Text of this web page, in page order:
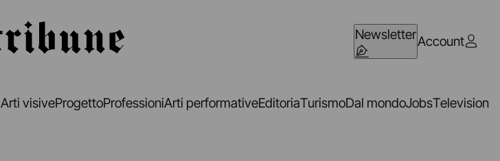
NewsletterAccount
Arti visiveProgettoProfessioniArti performativeEditoriaTurismoDal mondoJobsTelevision